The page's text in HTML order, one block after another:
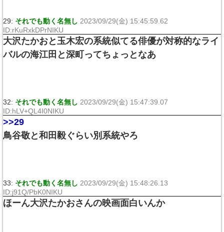
29: それでも動く名無し 2023/09/29(金) 15:45:59.62
ID:rKuRxkDPrNIKU
大沢たかおと玉木宏の系統似てる俳優が対称的なライ
バルの海江田と深町ってちょっとなあ
32: それでも動く名無し 2023/09/29(金) 15:47:39.07
ID:hLV+QL4I0NIKU
>>29
鳥谷敬と和田毅ぐらい別系統やろ
33: それでも動く名無し 2023/09/29(金) 15:48:26.13
ID:j91Q/PbK0NIKU
ほーん大沢たかおさんの映画面白いんか